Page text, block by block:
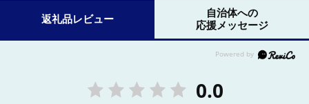
返礼品レビュー
自治体への
応援メッセージ
0.0